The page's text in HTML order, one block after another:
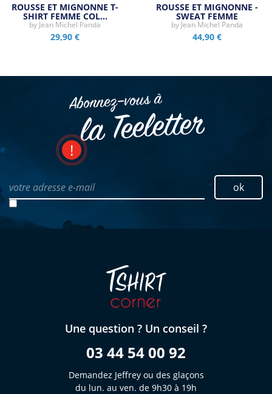
ROUSSE ET MIGNONNE T-
SHIRT FEMME COL…
by Jean Michel Panda
29,90 €
ROUSSE ET MIGNONNE -
SWEAT FEMME
by Jean Michel Panda
44,90 €
Abonnez–vous à
la Teeletter
votre adresse e-mail ok
Une question ? Un conseil ?
03 44 54 00 92
Demandez Jeffrey ou des glaçons
du lun. au ven. de 9h30 à 19h